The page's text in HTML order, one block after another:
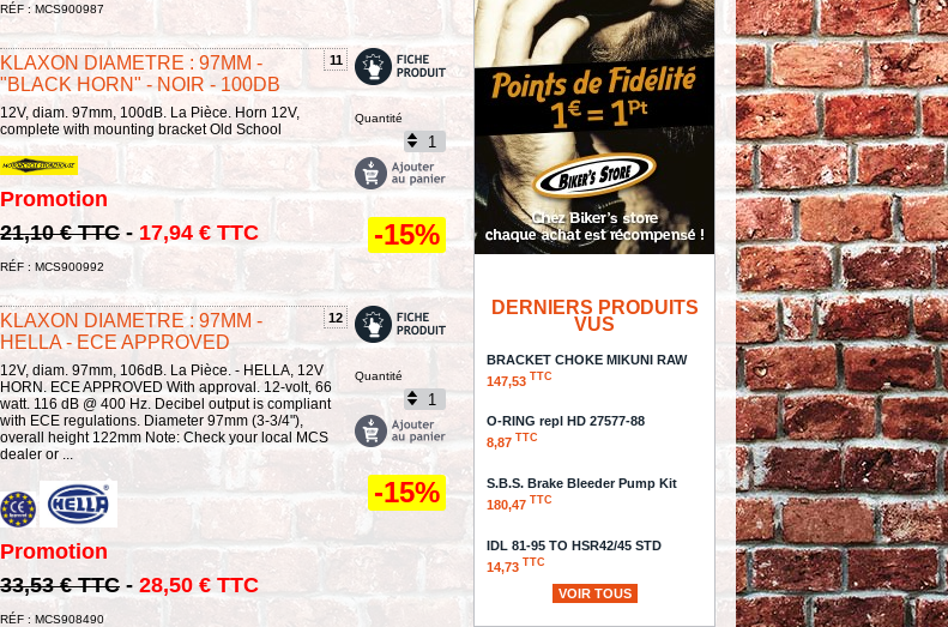
RÉF : MCS900987
11
KLAXON DIAMETRE : 97MM -
"BLACK HORN" - NOIR - 100DB
12V, diam. 97mm, 100dB. La Pièce. Horn 12V,
complete with mounting bracket Old School
Promotion
21,10 € TTC - 17,94 € TTC
RÉF : MCS900992
Quantité
-15%
12
KLAXON DIAMETRE : 97MM -
HELLA - ECE APPROVED
12V, diam. 97mm, 106dB. La Pièce. - HELLA, 12V
HORN. ECE APPROVED With approval. 12-volt, 66
watt. 116 dB @ 400 Hz. Decibel output is compliant
with ECE regulations. Diameter 97mm (3-3/4"),
overall height 122mm Note: Check your local MCS
dealer or ...
Promotion
33,53 € TTC - 28,50 € TTC
RÉF : MCS908490
Quantité
-15%
DERNIERS PRODUITS
VUS
BRACKET CHOKE MIKUNI RAW
147,53 TTC
O-RING repl HD 27577-88
8,87 TTC
S.B.S. Brake Bleeder Pump Kit
180,47 TTC
IDL 81-95 TO HSR42/45 STD
14,73 TTC
King Kerosin, Speedgirl Cordura,
Jeans, 31/32
VOIR TOUS